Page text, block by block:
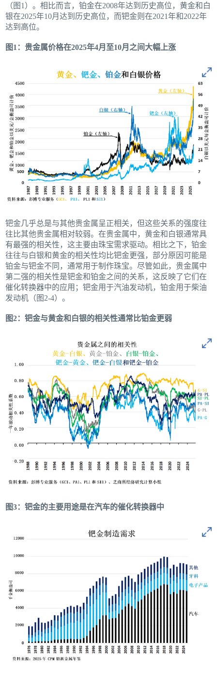
（图1）。相比而言，铂金在2008年达到历史高位，黄金和白
银在2025年10月达到历史高位，而钯金则在2021年和2022年
达到高位。
图1：贵金属价格在2025年4月至10月之间大幅上涨
钯金几乎总是与其他贵金属呈正相关，但这些关系的强度往
往比其他贵金属相对较弱。在贵金属中，黄金和白银通常具
有最强的相关性，这主要由珠宝需求驱动。相比之下，铂金
往往与白银和黄金的相关性均比钯金更强，部分原因可能是
铂金与钯金不同，通常用于制作珠宝。尽管如此，贵金属中
第二强的相关性是钯金和铂金之间的关系，这反映了它们在
催化转换器中的应用；钯金用于汽油发动机，铂金用于柴油
发动机（图2-4）。
图2：钯金与黄金和白银的相关性通常比铂金更弱
图3：钯金的主要用途是在汽车的催化转换器中